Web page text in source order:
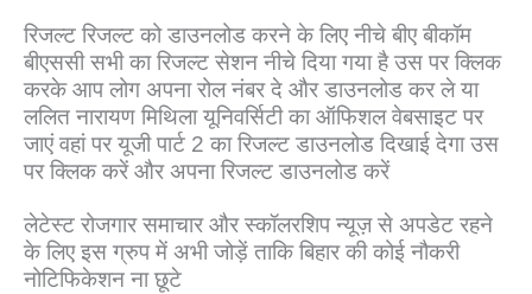
रिजल्ट रिजल्ट को डाउनलोड करने के लिए नीचे बीए बीकॉम
बीएससी सभी का रिजल्ट सेशन नीचे दिया गया है उस पर क्लिक
करके आप लोग अपना रोल नंबर दे और डाउनलोड कर ले या
ललित नारायण मिथिला यूनिवर्सिटी का ऑफिशल वेबसाइट पर
जाएं वहां पर यूजी पार्ट 2 का रिजल्ट डाउनलोड दिखाई देगा उस
पर क्लिक करें और अपना रिजल्ट डाउनलोड करें
लेटेस्ट रोजगार समाचार और स्कॉलरशिप न्यूज़ से अपडेट रहने
के लिए इस ग्रुप में अभी जोड़ें ताकि बिहार की कोई नौकरी
नोटिफिकेशन ना छूटे